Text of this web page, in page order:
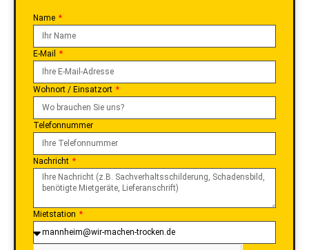
Name
E-Mail
Wohnort / Einsatzort
Telefonnummer
Nachricht
Mietstation